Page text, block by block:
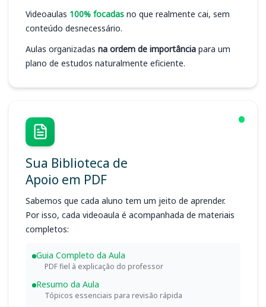
Videoaulas 100% focadas no que realmente cai, sem
conteúdo desnecessário.
Aulas organizadas na ordem de importância para um
plano de estudos naturalmente eficiente.
Sua Biblioteca de
Apoio em PDF
Sabemos que cada aluno tem um jeito de aprender.
Por isso, cada videoaula é acompanhada de materiais
completos:
Guia Completo da Aula
PDF fiel à explicação do professor
Resumo da Aula
Tópicos essenciais para revisão rápida